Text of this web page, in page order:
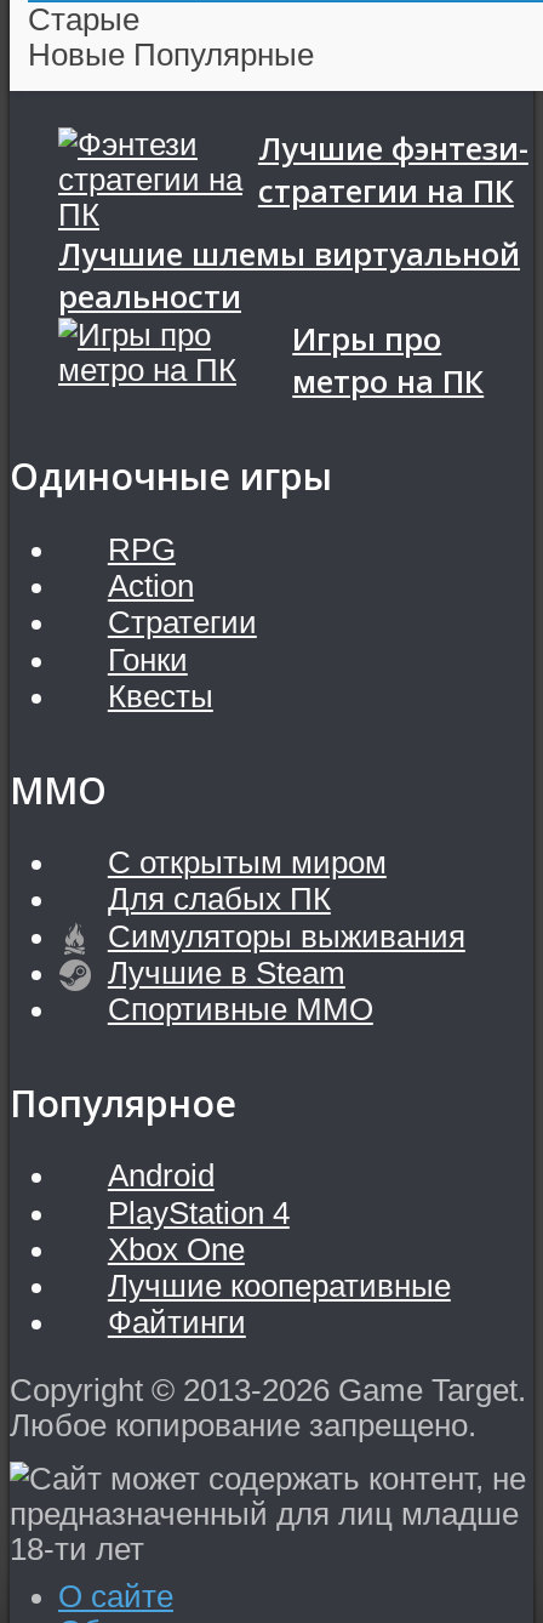
Старые
Новые Популярные
Лучшие фэнтези-
стратегии на ПК
Лучшие шлемы виртуальной
реальности
Игры про
метро на ПК
Одиночные игры
RPG
Action
Стратегии
Гонки
Квесты
MMO
С открытым миром
Для слабых ПК
Симуляторы выживания
Лучшие в Steam
Спортивные MMO
Популярное
Android
PlayStation 4
Xbox One
Лучшие кооперативные
Файтинги
Copyright © 2013-2026 Game Target.
Любое копирование запрещено.
О сайте